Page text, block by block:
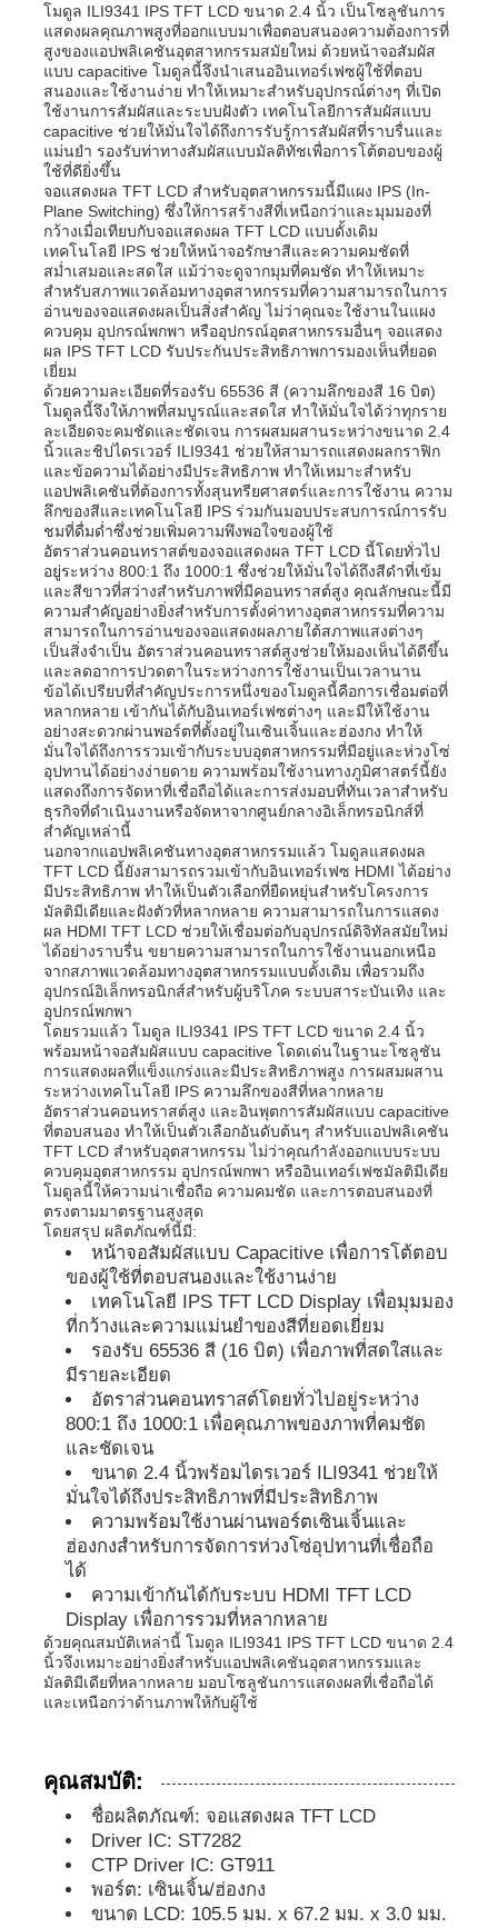
บ้าน
สินค้า
วิดีโอ
เกี่ยวกับเรา
ทัวร์โรงงาน
การควบคุมคุณภาพ
ติดต่อเรา
ข่าว
กรณี
จอแสดงผล TFT LCD
จอแสดงผลแอลซีดีไอพีเอส
หน้าจอสัมผัส TFT LCD
มอนิเตอร์ LCD พกพา
โมดูลแสดงผล oled
จอ LCD ของรถ
หน้าจอ LCD แบบกลม
แผ่นจอสัมผัส LCD
โมดูล ILI9341 IPS TFT LCD ขนาด 2.4 นิ้ว เป็นโซลูชันการ
แสดงผลคุณภาพสูงที่ออกแบบมาเพื่อตอบสนองความต้องการที่
สูงของแอปพลิเคชันอุตสาหกรรมสมัยใหม่ ด้วยหน้าจอสัมผัส
แบบ capacitive โมดูลนี้จึงนำเสนออินเทอร์เฟซผู้ใช้ที่ตอบ
สนองและใช้งานง่าย ทำให้เหมาะสำหรับอุปกรณ์ต่างๆ ที่เปิด
ใช้งานการสัมผัสและระบบฝังตัว เทคโนโลยีการสัมผัสแบบ
capacitive ช่วยให้มั่นใจได้ถึงการรับรู้การสัมผัสที่ราบรื่นและ
แม่นยำ รองรับท่าทางสัมผัสแบบมัลติทัชเพื่อการโต้ตอบของผู้
ใช้ที่ดียิ่งขึ้น
จอแสดงผล TFT LCD สำหรับอุตสาหกรรมนี้มีแผง IPS (In-
Plane Switching) ซึ่งให้การสร้างสีที่เหนือกว่าและมุมมองที่
กว้างเมื่อเทียบกับจอแสดงผล TFT LCD แบบดั้งเดิม
เทคโนโลยี IPS ช่วยให้หน้าจอรักษาสีและความคมชัดที่
สม่ำเสมอและสดใส แม้ว่าจะดูจากมุมที่คมชัด ทำให้เหมาะ
สำหรับสภาพแวดล้อมทางอุตสาหกรรมที่ความสามารถในการ
อ่านของจอแสดงผลเป็นสิ่งสำคัญ ไม่ว่าคุณจะใช้งานในแผง
ควบคุม อุปกรณ์พกพา หรืออุปกรณ์อุตสาหกรรมอื่นๆ จอแสดง
ผล IPS TFT LCD รับประกันประสิทธิภาพการมองเห็นที่ยอด
เยี่ยม
ด้วยความละเอียดที่รองรับ 65536 สี (ความลึกของสี 16 บิต)
โมดูลนี้จึงให้ภาพที่สมบูรณ์และสดใส ทำให้มั่นใจได้ว่าทุกราย
ละเอียดจะคมชัดและชัดเจน การผสมผสานระหว่างขนาด 2.4
นิ้วและชิปไดรเวอร์ ILI9341 ช่วยให้สามารถแสดงผลกราฟิก
และข้อความได้อย่างมีประสิทธิภาพ ทำให้เหมาะสำหรับ
แอปพลิเคชันที่ต้องการทั้งสุนทรียศาสตร์และการใช้งาน ความ
ลึกของสีและเทคโนโลยี IPS ร่วมกันมอบประสบการณ์การรับ
ชมที่ดื่มด่ำซึ่งช่วยเพิ่มความพึงพอใจของผู้ใช้
อัตราส่วนคอนทราสต์ของจอแสดงผล TFT LCD นี้โดยทั่วไป
อยู่ระหว่าง 800:1 ถึง 1000:1 ซึ่งช่วยให้มั่นใจได้ถึงสีดำที่เข้ม
และสีขาวที่สว่างสำหรับภาพที่มีคอนทราสต์สูง คุณลักษณะนี้มี
ความสำคัญอย่างยิ่งสำหรับการตั้งค่าทางอุตสาหกรรมที่ความ
สามารถในการอ่านของจอแสดงผลภายใต้สภาพแสงต่างๆ
เป็นสิ่งจำเป็น อัตราส่วนคอนทราสต์สูงช่วยให้มองเห็นได้ดีขึ้น
และลดอาการปวดตาในระหว่างการใช้งานเป็นเวลานาน
ข้อได้เปรียบที่สำคัญประการหนึ่งของโมดูลนี้คือการเชื่อมต่อที่
หลากหลาย เข้ากันได้กับอินเทอร์เฟซต่างๆ และมีให้ใช้งาน
อย่างสะดวกผ่านพอร์ตที่ตั้งอยู่ในเซินเจิ้นและฮ่องกง ทำให้
มั่นใจได้ถึงการรวมเข้ากับระบบอุตสาหกรรมที่มีอยู่และห่วงโซ่
อุปทานได้อย่างง่ายดาย ความพร้อมใช้งานทางภูมิศาสตร์นี้ยัง
แสดงถึงการจัดหาที่เชื่อถือได้และการส่งมอบที่ทันเวลาสำหรับ
ธุรกิจที่ดำเนินงานหรือจัดหาจากศูนย์กลางอิเล็กทรอนิกส์ที่
สำคัญเหล่านี้
นอกจากแอปพลิเคชันทางอุตสาหกรรมแล้ว โมดูลแสดงผล
TFT LCD นี้ยังสามารถรวมเข้ากับอินเทอร์เฟซ HDMI ได้อย่าง
มีประสิทธิภาพ ทำให้เป็นตัวเลือกที่ยืดหยุ่นสำหรับโครงการ
มัลติมีเดียและฝังตัวที่หลากหลาย ความสามารถในการแสดง
ผล HDMI TFT LCD ช่วยให้เชื่อมต่อกับอุปกรณ์ดิจิทัลสมัยใหม่
ได้อย่างราบรื่น ขยายความสามารถในการใช้งานนอกเหนือ
จากสภาพแวดล้อมทางอุตสาหกรรมแบบดั้งเดิม เพื่อรวมถึง
อุปกรณ์อิเล็กทรอนิกส์สำหรับผู้บริโภค ระบบสาระบันเทิง และ
อุปกรณ์พกพา
โดยรวมแล้ว โมดูล ILI9341 IPS TFT LCD ขนาด 2.4 นิ้ว
พร้อมหน้าจอสัมผัสแบบ capacitive โดดเด่นในฐานะโซลูชัน
การแสดงผลที่แข็งแกร่งและมีประสิทธิภาพสูง การผสมผสาน
ระหว่างเทคโนโลยี IPS ความลึกของสีที่หลากหลาย
อัตราส่วนคอนทราสต์สูง และอินพุตการสัมผัสแบบ capacitive
ที่ตอบสนอง ทำให้เป็นตัวเลือกอันดับต้นๆ สำหรับแอปพลิเคชัน
TFT LCD สำหรับอุตสาหกรรม ไม่ว่าคุณกำลังออกแบบระบบ
ควบคุมอุตสาหกรรม อุปกรณ์พกพา หรืออินเทอร์เฟซมัลติมีเดีย
โมดูลนี้ให้ความน่าเชื่อถือ ความคมชัด และการตอบสนองที่
ตรงตามมาตรฐานสูงสุด
โดยสรุป ผลิตภัณฑ์นี้มี:
หน้าจอสัมผัสแบบ Capacitive เพื่อการโต้ตอบ
ของผู้ใช้ที่ตอบสนองและใช้งานง่าย
เทคโนโลยี IPS TFT LCD Display เพื่อมุมมอง
ที่กว้างและความแม่นยำของสีที่ยอดเยี่ยม
รองรับ 65536 สี (16 บิต) เพื่อภาพที่สดใสและ
มีรายละเอียด
อัตราส่วนคอนทราสต์โดยทั่วไปอยู่ระหว่าง
800:1 ถึง 1000:1 เพื่อคุณภาพของภาพที่คมชัด
และชัดเจน
ขนาด 2.4 นิ้วพร้อมไดรเวอร์ ILI9341 ช่วยให้
มั่นใจได้ถึงประสิทธิภาพที่มีประสิทธิภาพ
ความพร้อมใช้งานผ่านพอร์ตเซินเจิ้นและ
ฮ่องกงสำหรับการจัดการห่วงโซ่อุปทานที่เชื่อถือ
ได้
ความเข้ากันได้กับระบบ HDMI TFT LCD
Display เพื่อการรวมที่หลากหลาย
ด้วยคุณสมบัติเหล่านี้ โมดูล ILI9341 IPS TFT LCD ขนาด 2.4
นิ้วจึงเหมาะอย่างยิ่งสำหรับแอปพลิเคชันอุตสาหกรรมและ
มัลติมีเดียที่หลากหลาย มอบโซลูชันการแสดงผลที่เชื่อถือได้
และเหนือกว่าด้านภาพให้กับผู้ใช้
คุณสมบัติ:
ชื่อผลิตภัณฑ์: จอแสดงผล TFT LCD
Driver IC: ST7282
CTP Driver IC: GT911
พอร์ต: เซินเจิ้น/ฮ่องกง
ขนาด LCD: 105.5 มม. x 67.2 มม. x 3.0 มม.